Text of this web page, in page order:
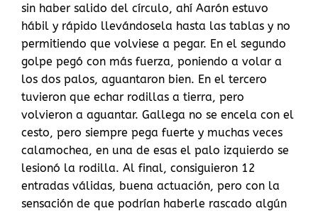
sin haber salido del círculo, ahí Aarón estuvo
hábil y rápido llevándosela hasta las tablas y no
permitiendo que volviese a pegar. En el segundo
golpe pegó con más fuerza, poniendo a volar a
los dos palos, aguantaron bien. En el tercero
tuvieron que echar rodillas a tierra, pero
volvieron a aguantar. Gallega no se encela con el
cesto, pero siempre pega fuerte y muchas veces
calamochea, en una de esas el palo izquierdo se
lesionó la rodilla. Al final, consiguieron 12
entradas válidas, buena actuación, pero con la
sensación de que podrían haberle rascado algún